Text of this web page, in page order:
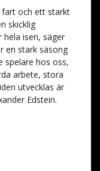
fart och ett starkt
skicklig
isen, säger
en stark säsong
spelare hos oss,
arbete, stora
utvecklas är
Edstein.